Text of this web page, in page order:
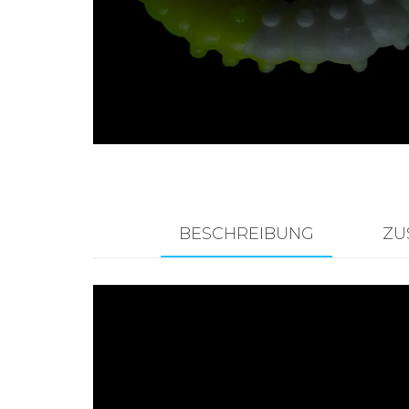
Brandungsangeln.
BESCHREIBUNG